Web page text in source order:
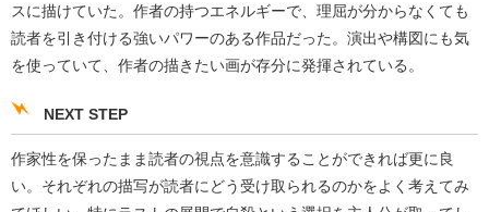
スに描けていた。作者の持つエネルギーで、理屈が分からなくても
読者を引き付ける強いパワーのある作品だった。演出や構図にも気
を使っていて、作者の描きたい画が存分に発揮されている。
NEXT STEP
作家性を保ったまま読者の視点を意識することができれば更に良
い。それぞれの描写が読者にどう受け取られるのかをよく考えてみ